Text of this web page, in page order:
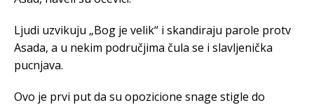
Ljudi uzvikuju „Bog je velik“ i skandiraju parole protv
Asada, a u nekim područjima čula se i slavljenička
pucnjava.
Ovo je prvi put da su opozicione snage stigle do